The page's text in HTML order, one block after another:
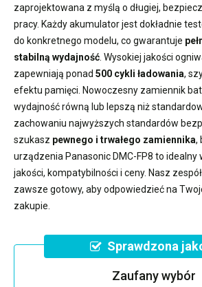
zaprojektowana z myślą o długiej,
pracy. Każdy akumulator jest dokładnie
do konkretnego modelu, co gwarantuje
stabilną wydajność . Wysokiej jakości
zapewniają ponad 500 cykli ładowania,
efektu pamięci. Nowoczesny zamiennik
wydajność równą lub lepszą niż
zachowaniu najwyższych standardów
szukasz pewnego i trwałego zamiennika,
urządzenia Panasonic DMC-FP8 to idealny
jakości, kompatybilności i ceny. Nasz
zawsze gotowy, aby odpowiedzieć na
zakupie.
Sprawdzona
Zaufany wybór